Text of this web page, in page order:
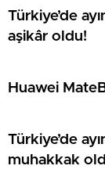
Türkiye’de
aşikâr oldu!
Huawei
Türkiye’de
muhakkak